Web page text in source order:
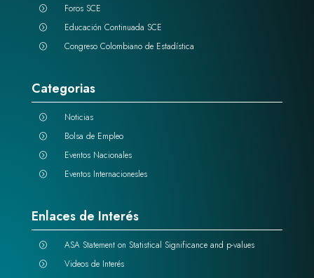
= Foros SCE
= Educación Continuada SCE
= Congreso Colombiano de Estadística
Categorias
= Noticias
= Bolsa de Empleo
= Eventos Nacionales
= Eventos Internacionesles
Enlaces de Interés
= ASA Statement on Statistical Significance and p-values
= Videos de Interés